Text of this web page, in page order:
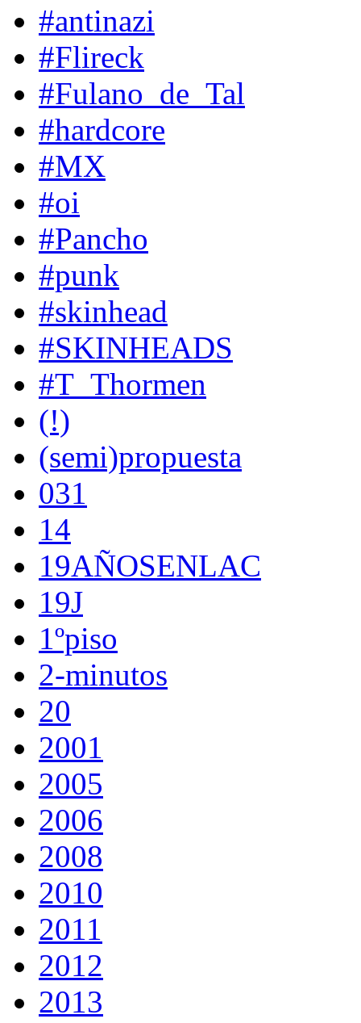
#antinazi
#Flireck
#Fulano_de_Tal
#hardcore
#MX
#oi
#Pancho
#punk
#skinhead
#SKINHEADS
#T_Thormen
(!)
(semi)propuesta
031
14
19AÑOSENLAC
19J
1ºpiso
2-minutos
20
2001
2005
2006
2008
2010
2011
2012
2013